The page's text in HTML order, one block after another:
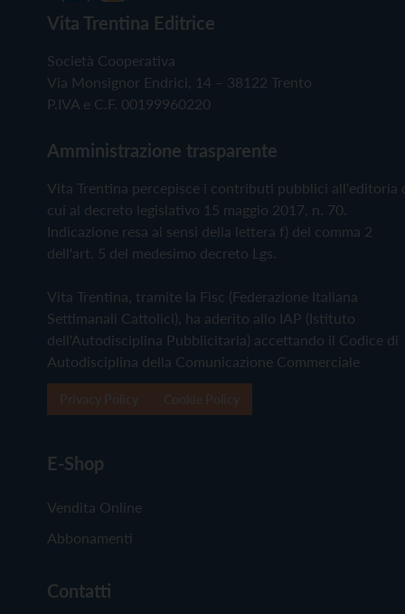
Vita Trentina Editrice
Società Cooperativa
Via Monsignor Endrici, 14 – 38122 Trento
P.IVA e C.F. 00199960220
Amministrazione trasparente
Vita Trentina percepisce i contributi pubblici all'editoria
cui al decreto legislativo 15 maggio 2017, n. 70.
Indicazione resa ai sensi della lettera f) del comma 2
dell'art. 5 del medesimo decreto Lgs.
Vita Trentina, tramite la Fisc (Federazione Italiana
Settimanali Cattolici), ha aderito allo IAP (Istituto
dell'Autodisciplina Pubblicitaria) accettando il Codice di
Autodisciplina della Comunicazione Commerciale
E-Shop
Vendita Online
Abbonamenti
Contatti